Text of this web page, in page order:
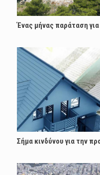
Ένας μήνας παράταση
Σήμα κινδύνου για την